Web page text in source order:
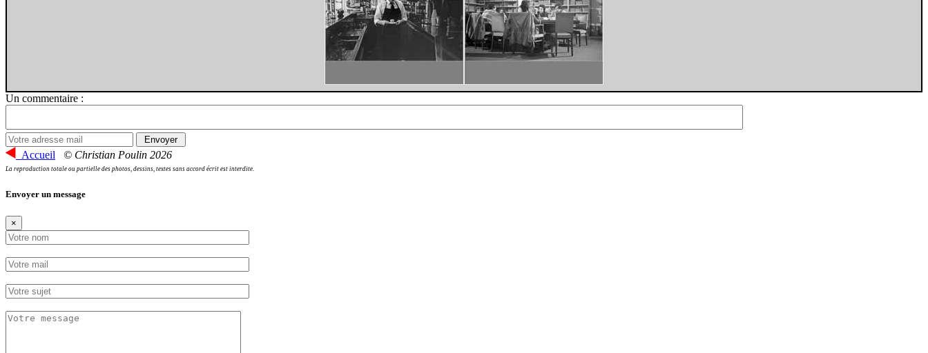
Un commentaire :
Accueil © Christian Poulin 2026
La reproduction totale ou partielle des photos, dessins, textes sans accord écrit est interdite.
Envoyer un message
×